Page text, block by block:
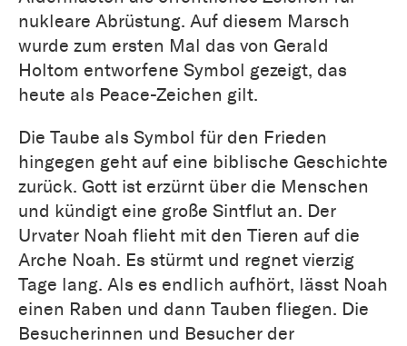
nukleare Abrüstung. Auf diesem Marsch
wurde zum ersten Mal das von Gerald
Holtom entworfene Symbol gezeigt, das
heute als Peace-Zeichen gilt.
Die Taube als Symbol für den Frieden
hingegen geht auf eine biblische Geschichte
zurück. Gott ist erzürnt über die Menschen
und kündigt eine große Sintflut an. Der
Urvater Noah flieht mit den Tieren auf die
Arche Noah. Es stürmt und regnet vierzig
Tage lang. Als es endlich aufhört, lässt Noah
einen Raben und dann Tauben fliegen. Die
Besucherinnen und Besucher der